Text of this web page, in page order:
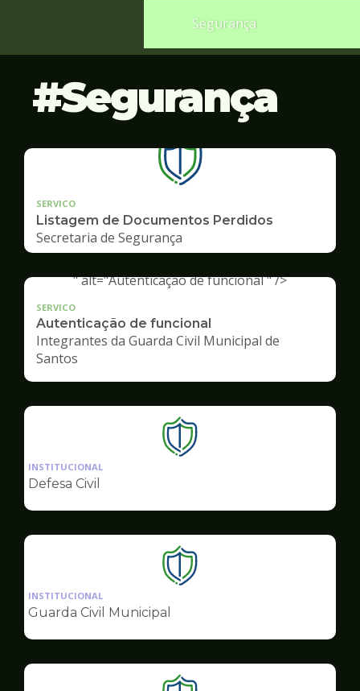
Segurança
Segurança
SERVICO
Listagem de Documentos Perdidos
Secretaria de Segurança
" alt="Autenticação de funcional " />
SERVICO
Autenticação de funcional
Integrantes da Guarda Civil Municipal de
Santos
Ilustração
da
Segurança
INSTITUCIONAL
Defesa Civil
Ilustração
da
Segurança
INSTITUCIONAL
Guarda Civil Municipal